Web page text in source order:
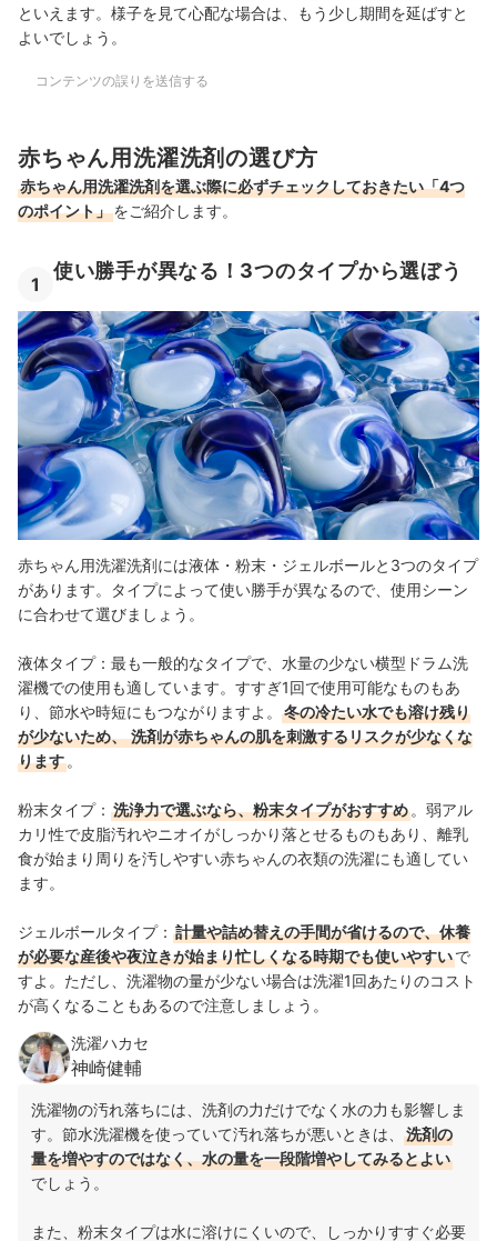
といえます。様子を見て心配な場合は、もう少し期間を延ばすと
よいでしょう。
コンテンツの誤りを送信する
赤ちゃん用洗濯洗剤の選び方
赤ちゃん用洗濯洗剤を選ぶ際に必ずチェックしておきたい「4つ
のポイント」をご紹介します。
1
使い勝手が異なる！3つのタイプから選ぼう
赤ちゃん用洗濯洗剤には液体・粉末・ジェルボールと3つのタイプ
があります。タイプによって使い勝手が異なるので、使用シーン
に合わせて選びましょう。
液体タイプ：最も一般的なタイプで、水量の少ない横型ドラム洗
濯機での使用も適しています。すすぎ1回で使用可能なものもあ
り、節水や時短にもつながりますよ。
冬の冷たい水でも溶け残り
が少ないため、 洗剤が赤ちゃんの肌を刺激するリスクが少なくな
ります 。
粉末タイプ： 洗浄力で選ぶなら、粉末タイプがおすすめ 。弱アル
カリ性で皮脂汚れやニオイがしっかり落とせるものもあり、離乳
食が始まり周りを汚しやすい赤ちゃんの衣類の洗濯にも適してい
ます。
ジェルボールタイプ： 計量や詰め替えの手間が省けるので、休養
が必要な産後や夜泣きが始まり忙しくなる時期でも使いやすいで
すよ。ただし、洗濯物の量が少ない場合は洗濯1回あたりのコスト
が高くなることもあるので注意しましょう。
洗濯ハカセ
神崎健輔
洗濯物の汚れ落ちには、洗剤の力だけでなく水の力も影響しま
す。節水洗濯機を使っていて汚れ落ちが悪いときは、
洗剤の
量を増やすのではなく、水の量を一段階増やしてみるとよい
でしょう。
また、粉末タイプは水に溶けにくいので、しっかりすすぐ必要